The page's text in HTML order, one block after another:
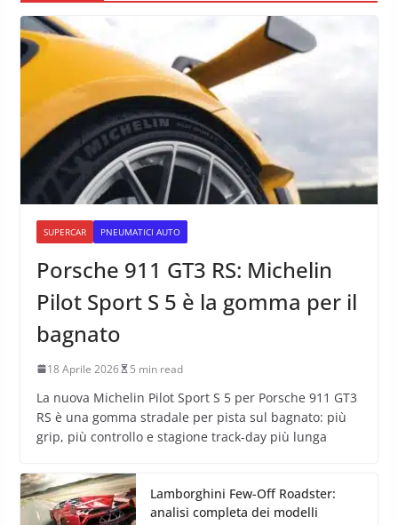
SUPERCAR PNEUMATICI AUTO
Porsche 911 GT3 RS: Michelin
Pilot Sport S 5 è la gomma per il
bagnato
18 Aprile 2026 5 min read
La nuova Michelin Pilot Sport S 5 per Porsche 911 GT3
RS è una gomma stradale per pista sul bagnato: più
grip, più controllo e stagione track-day più lunga
Lamborghini Few-Off Roadster:
analisi completa dei modelli